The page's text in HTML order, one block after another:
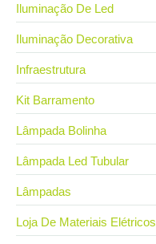
Iluminação De Led
Iluminação Decorativa
Infraestrutura
Kit Barramento
Lâmpada Bolinha
Lâmpada Led Tubular
Lâmpadas
Loja De Materiais Elétricos